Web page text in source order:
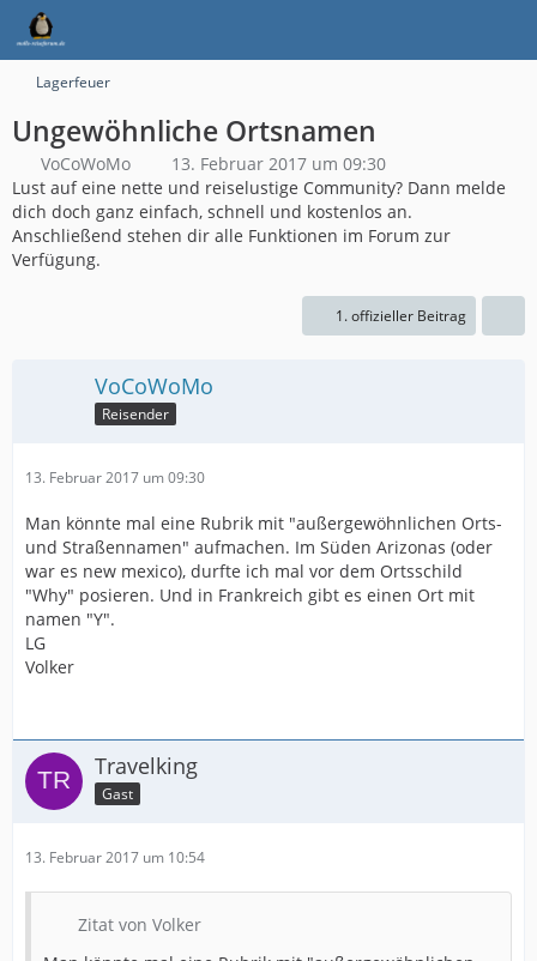
Lagerfeuer
Ungewöhnliche Ortsnamen
VoCoWoMo
13. Februar 2017 um 09:30
Lust auf eine nette und reiselustige Community? Dann melde
dich doch ganz einfach, schnell und kostenlos an.
Anschließend stehen dir alle Funktionen im Forum zur
Verfügung.
1. offizieller Beitrag
VoCoWoMo
Reisender
13. Februar 2017 um 09:30
Man könnte mal eine Rubrik mit "außergewöhnlichen Orts-
und Straßennamen" aufmachen. Im Süden Arizonas (oder
war es new mexico), durfte ich mal vor dem Ortsschild
"Why" posieren. Und in Frankreich gibt es einen Ort mit
namen "Y".
LG
Volker
Travelking
Gast
13. Februar 2017 um 10:54
Zitat von Volker